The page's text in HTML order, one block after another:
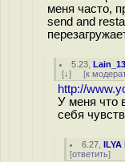
меня часто,
send and
5.23 ,Lain_13
[↓] [к
http://
У меня что
себя
6.27 ,ILYA
[ответить]